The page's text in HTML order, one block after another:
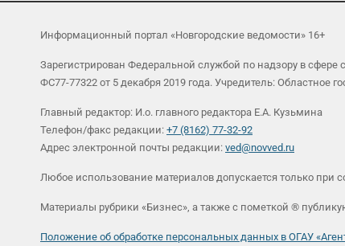
Информационный портал «Новгородские ведомости» 16+
Зарегистрирован Федеральной службой по надзору в
ФС77-77322 от 5 декабря 2019 года. Учредитель:
Главный редактор: И.о. главного редактора Е.А. Кузьмина
Телефон/факс редакции: +7 (8162) 77-32-92
Адрес электронной почты редакции: ved@novved.ru
Любое использование материалов допускается только
Материалы рубрики «Бизнес», а также с пометкой ®
Положение об обработке персональных данных в ОГАУ